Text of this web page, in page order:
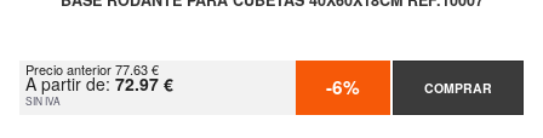
Precio anterior 77.63 €
A partir de: 72.97 €
SIN IVA -6% COMPRAR